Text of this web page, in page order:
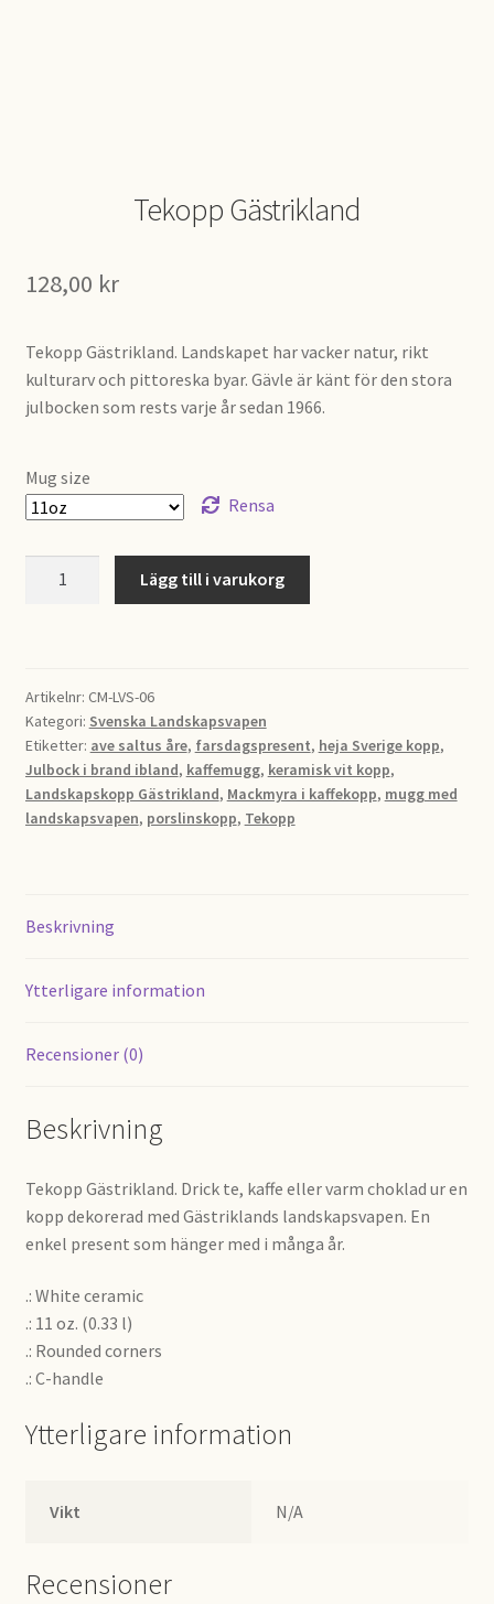
Tekopp Gästrikland
128,00 kr
Tekopp Gästrikland. Landskapet har vacker natur, rikt
kulturarv och pittoreska byar. Gävle är känt för den stora
julbocken som rests varje år sedan 1966.
Mug size
Rensa
Lägg till i varukorg
Artikelnr: CM-LVS-06
Kategori: Svenska Landskapsvapen
Etiketter: ave saltus åre, farsdagspresent, heja Sverige kopp,
Julbock i brand ibland, kaffemugg, keramisk vit kopp,
Landskapskopp Gästrikland, Mackmyra i kaffekopp, mugg med
landskapsvapen, porslinskopp, Tekopp
Beskrivning
Ytterligare information
Recensioner (0)
Beskrivning
Tekopp Gästrikland. Drick te, kaffe eller varm choklad ur en
kopp dekorerad med Gästriklands landskapsvapen. En
enkel present som hänger med i många år.
.: White ceramic
.: 11 oz. (0.33 l)
.: Rounded corners
.: C-handle
Ytterligare information
Vikt N/A
Recensioner